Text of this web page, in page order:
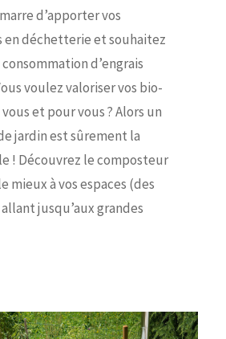
d’apporter vos
en déchetterie et souhaitez
d’engrais
voulez valoriser vos bio-
et pour vous ? Alors un
jardin est sûrement la
! Découvrez le composteur
mieux à vos espaces (des
jusqu’aux grandes